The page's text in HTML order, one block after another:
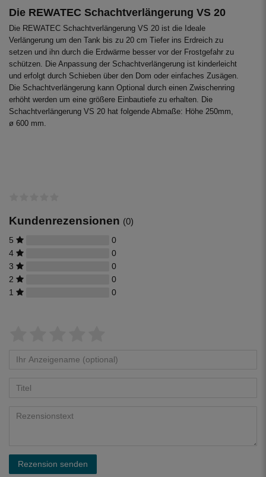
Die REWATEC Schachtverlängerung VS 20
Die REWATEC Schachtverlängerung VS 20 ist die Ideale
Verlängerung um den Tank bis zu 20 cm Tiefer ins Erdreich zu
setzen und ihn durch die Erdwärme besser vor der Frostgefahr zu
schützen. Die Anpassung der Schachtverlängerung ist kinderleicht
und erfolgt durch Schieben über den Dom oder einfaches Zusägen.
Die Schachtverlängerung kann Optional durch einen Zwischenring
erhöht werden um eine größere Einbautiefe zu erhalten. Die
Schachtverlängerung VS 20 hat folgende Abmaße: Höhe 250mm,
ø 600 mm.
Kundenrezensionen (0)
5
0
4
0
3
0
2
0
1
0
Rezension senden